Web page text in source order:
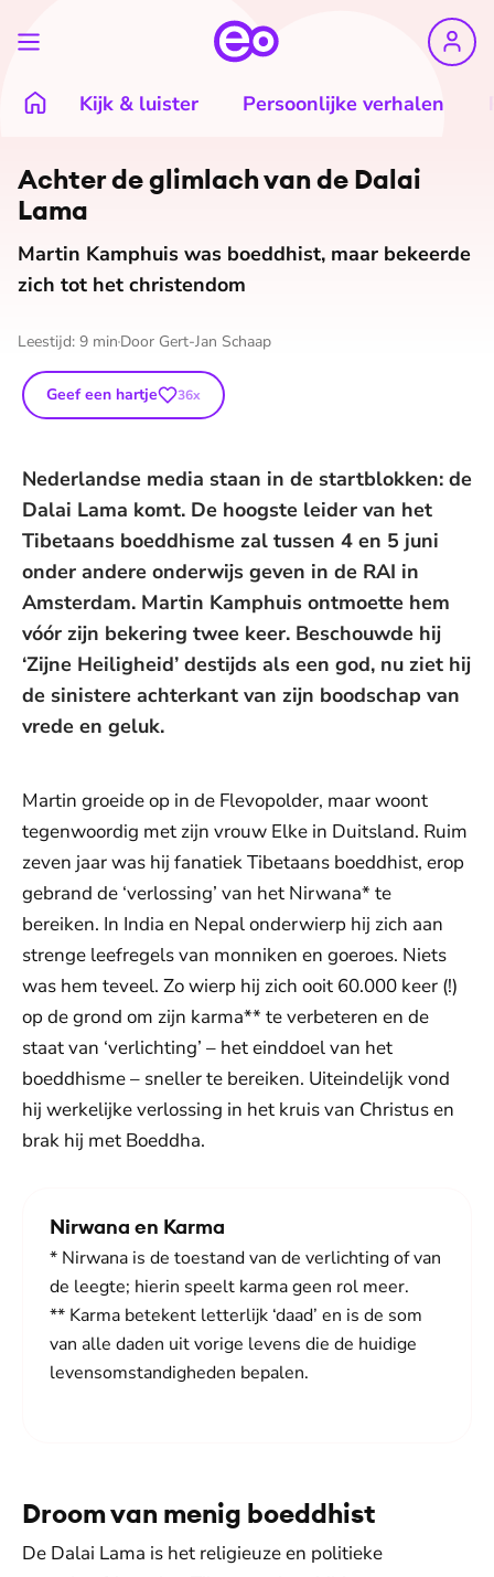
Kijk & luister Persoonlijke verhalen
Achter de glimlach van de Dalai
Lama
Martin Kamphuis was boeddhist, maar bekeerde
zich tot het christendom
Leestijd: 9 min Door Gert-Jan Schaap
Geef een hartje 36x
Nederlandse media staan in de startblokken: de
Dalai Lama komt. De hoogste leider van het
Tibetaans boeddhisme zal tussen 4 en 5 juni
onder andere onderwijs geven in de RAI in
Amsterdam. Martin Kamphuis ontmoette hem
vóór zijn bekering twee keer. Beschouwde hij
‘Zijne Heiligheid’ destijds als een god, nu ziet hij
de sinistere achterkant van zijn boodschap van
vrede en geluk.
Martin groeide op in de Flevopolder, maar woont
tegenwoordig met zijn vrouw Elke in Duitsland. Ruim
zeven jaar was hij fanatiek Tibetaans boeddhist, erop
gebrand de ‘verlossing’ van het Nirwana* te
bereiken. In India en Nepal onderwierp hij zich aan
strenge leefregels van monniken en goeroes. Niets
was hem teveel. Zo wierp hij zich ooit 60.000 keer (!)
op de grond om zijn karma** te verbeteren en de
staat van ‘verlichting’ – het einddoel van het
boeddhisme – sneller te bereiken. Uiteindelijk vond
hij werkelijke verlossing in het kruis van Christus en
brak hij met Boeddha.
Nirwana en Karma
* Nirwana is de toestand van de verlichting of van
de leegte; hierin speelt karma geen rol meer.
** Karma betekent letterlijk ‘daad’ en is de som
van alle daden uit vorige levens die de huidige
levensomstandigheden bepalen.
Droom van menig boeddhist
De Dalai Lama is het religieuze en politieke